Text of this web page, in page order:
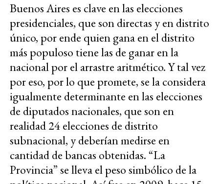
Buenos Aires es clave en las elecciones
presidenciales, que son directas y en distrito
único, por ende quien gana en el distrito
más populoso tiene las de ganar en la
nacional por el arrastre aritmético. Y tal vez
por eso, por lo que promete, se la considera
igualmente determinante en las elecciones
de diputados nacionales, que son en
realidad 24 elecciones de distrito
subnacional, y deberían medirse en
cantidad de bancas obtenidas. “La
Provincia” se lleva el peso simbólico de la